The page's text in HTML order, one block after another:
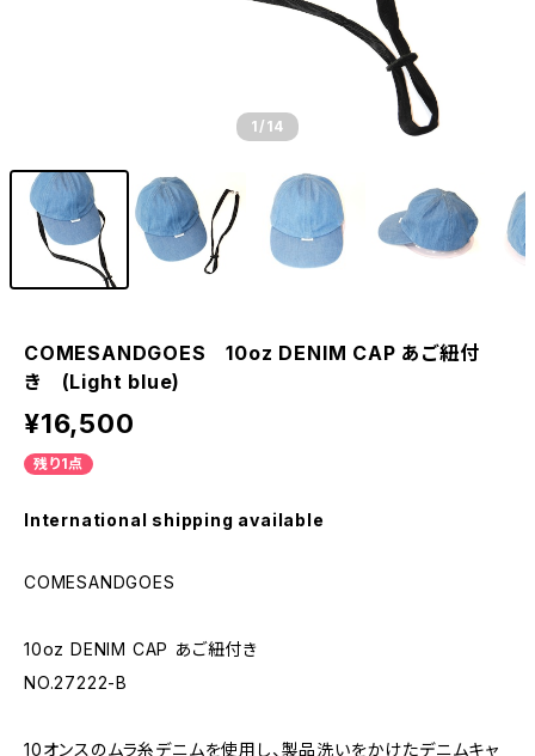
1 /14
COMESANDGOES 10oz DENIM CAP あご紐付
き (Light blue)
¥16,500
残り1点
International shipping available
COMESANDGOES
10oz DENIM CAP あご紐付き
NO.27222-B
10オンスのムラ糸デニムを使用し、製品洗いをかけたデニムキャ